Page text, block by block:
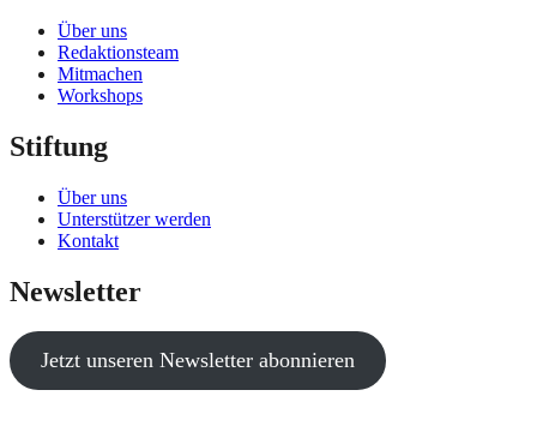
Über uns
Redaktionsteam
Mitmachen
Workshops
Stiftung
Über uns
Unterstützer werden
Kontakt
Newsletter
Jetzt unseren Newsletter abonnieren